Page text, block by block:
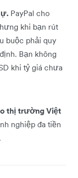
PayPal cho
khi bạn rút
buộc phải quy
Bạn không
khi tỷ giá chưa
thị trường Việt
nghiệp đa tiền